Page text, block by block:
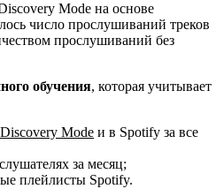
Mode на основе
число прослушиваний треков
прослушиваний без
обучения, которая учитывает
Mode и в Spotify за все
за месяц;
плейлисты Spotify.